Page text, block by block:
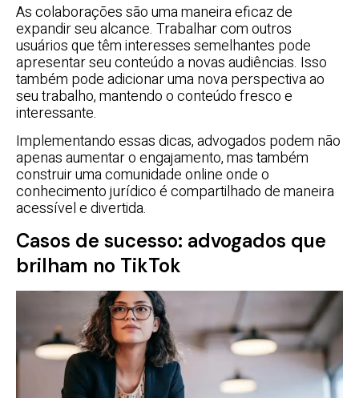
As colaborações são uma maneira eficaz de
expandir seu alcance. Trabalhar com outros
usuários que têm interesses semelhantes pode
apresentar seu conteúdo a novas audiências. Isso
também pode adicionar uma nova perspectiva ao
seu trabalho, mantendo o conteúdo fresco e
interessante.
Implementando essas dicas, advogados podem não
apenas aumentar o engajamento, mas também
construir uma comunidade online onde o
conhecimento jurídico é compartilhado de maneira
acessível e divertida.
Casos de sucesso: advogados que
brilham no TikTok